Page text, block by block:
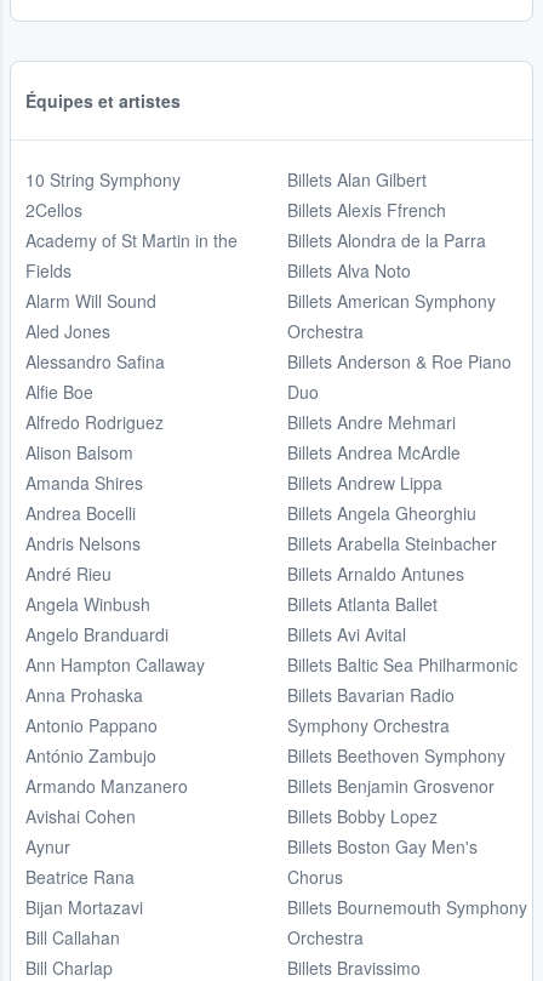
Équipes et artistes
10 String Symphony
2Cellos
Academy of St Martin in the
Fields
Alarm Will Sound
Aled Jones
Alessandro Safina
Alfie Boe
Alfredo Rodriguez
Alison Balsom
Amanda Shires
Andrea Bocelli
Andris Nelsons
André Rieu
Angela Winbush
Angelo Branduardi
Ann Hampton Callaway
Anna Prohaska
Antonio Pappano
António Zambujo
Armando Manzanero
Avishai Cohen
Aynur
Beatrice Rana
Bijan Mortazavi
Bill Callahan
Bill Charlap
Billets Alan Gilbert
Billets Alexis Ffrench
Billets Alondra de la Parra
Billets Alva Noto
Billets American Symphony
Orchestra
Billets Anderson & Roe Piano
Duo
Billets Andre Mehmari
Billets Andrea McArdle
Billets Andrew Lippa
Billets Angela Gheorghiu
Billets Arabella Steinbacher
Billets Arnaldo Antunes
Billets Atlanta Ballet
Billets Avi Avital
Billets Baltic Sea Philharmonic
Billets Bavarian Radio
Symphony Orchestra
Billets Beethoven Symphony
Billets Benjamin Grosvenor
Billets Bobby Lopez
Billets Boston Gay Men's
Chorus
Billets Bournemouth Symphony
Orchestra
Billets Bravissimo